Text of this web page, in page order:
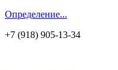
Определение...
+7 (918) 905-13-34